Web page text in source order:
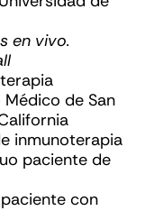
en vivo.
Médico de San
inmunoterapia
paciente de
con